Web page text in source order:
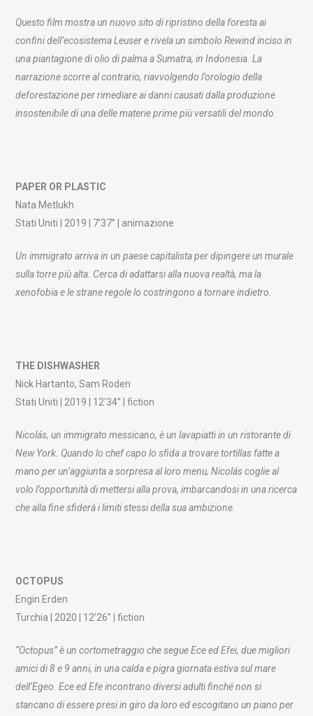
Questo film mostra un nuovo sito di ripristino della foresta ai
confini dell’ecosistema Leuser e rivela un simbolo Rewind inciso in
una piantagione di olio di palma a Sumatra, in Indonesia. La
narrazione scorre al contrario, riavvolgendo l’orologio della
deforestazione per rimediare ai danni causati dalla produzione
insostenibile di una delle materie prime più versatili del mondo.
PAPER OR PLASTIC
Nata Metlukh
Stati Uniti | 2019 | 7’37” | animazione
Un immigrato arriva in un paese capitalista per dipingere un murale
sulla torre più alta. Cerca di adattarsi alla nuova realtà, ma la
xenofobia e le strane regole lo costringono a tornare indietro.
THE DISHWASHER
Nick Hartanto, Sam Roden
Stati Uniti | 2019 | 12’34” | fiction
Nicolás, un immigrato messicano, è un lavapiatti in un ristorante di
New York. Quando lo chef capo lo sfida a trovare tortillas fatte a
mano per un’aggiunta a sorpresa al loro menu, Nicolás coglie al
volo l’opportunità di mettersi alla prova, imbarcandosi in una ricerca
che alla fine sfiderà i limiti stessi della sua ambizione.
OCTOPUS
Engin Erden
Turchia | 2020 | 12’26” | fiction
“Octopus” è un cortometraggio che segue Ece ed Efei, due migliori
amici di 8 e 9 anni, in una calda e pigra giornata estiva sul mare
dell’Egeo. Ece ed Efe incontrano diversi adulti finché non si
stancano di essere presi in giro da loro ed escogitano un piano per